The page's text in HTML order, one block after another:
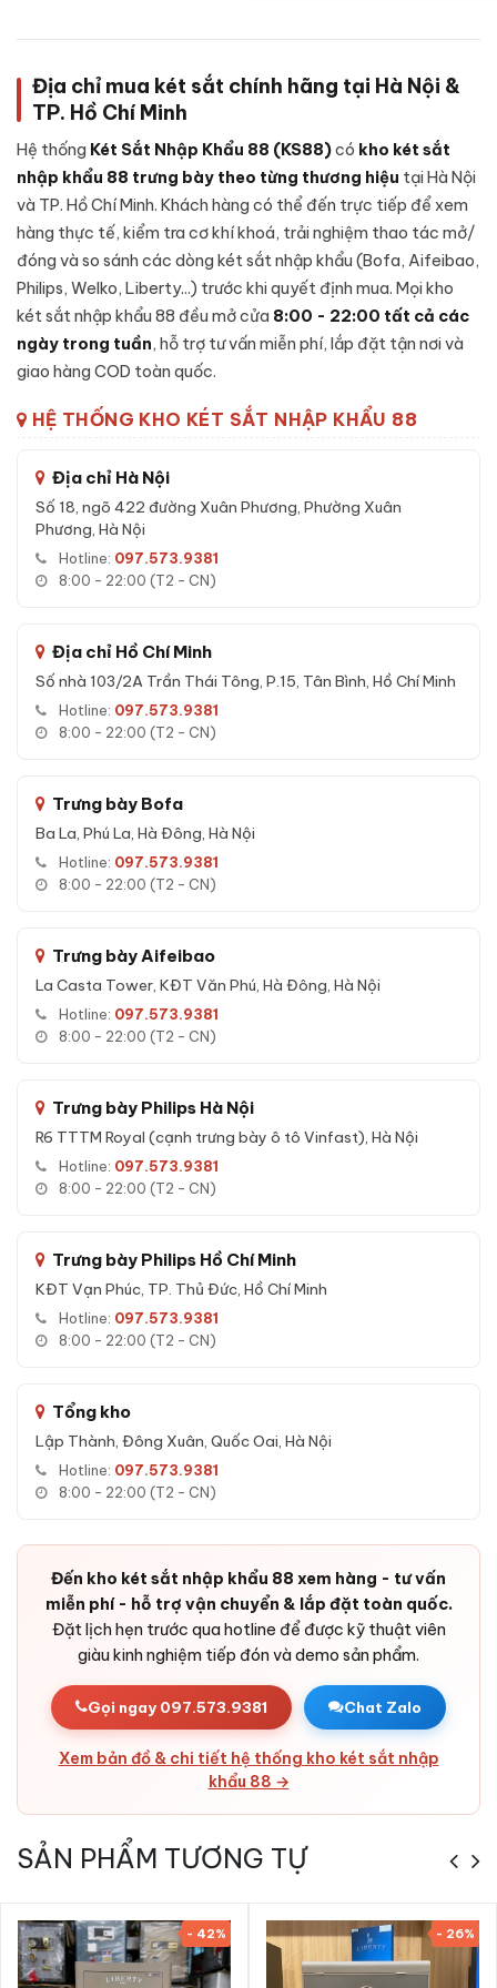
chính hãng)
Mã sản phẩm LB58-VANTIS-MAX
Cấu tạo Két sắt Liberty LB58 Vantis Max
App Wifi chính hãng
Cấu tạo Két sắt Liberty LB58 Vantis Max App Wifi chính
hãng:
Thép đúc đặc 2 lớp - cánh 10mm, thân 6mm
5 chốt khóa thép không gỉ Ø32mm
Bản lề chìm giấu kín chống cạy phá
Pin: 4 viên AA Alkaline, dùng ~12 tháng
Thông số riêng LB58-VANTIS-MAX:
thước 58×43×39 cm, màu Gold Be.
Đặc tính kỹ thuật Két sắt Liberty LB58
Kích thước:58 × 43 × 39 cm (Cao × Rộng × Sâu)
Trọng lượng: 90 kg
Khóa: Khóa vân tay điện tử + App Wifi + Khóa cơ
Bảo hành:
24 tháng chính hãng
Xuất xứ: Việt Nam
Tính năng Két sắt Liberty LB58 Vantis
Max App Wifi chính hãng
Tính năng nổi bật của Két sắt Liberty LB58 Vantis Max
App Wifi chính hãng:
app Wifi, chìa cơ
Vân tay FPC 3 lớp: Cảm biến nhiệt độ + điện dung + áp
suất, lưu 100 vân tay
App Wifi:Mở từ xa, lịch sử mở két, thông báo tức thì
pin yếu
Chìa cơ dự phòng:Luôn mở được khi hết pin
Ưu điểm Két sắt Liberty LB58 Vantis Max
App Wifi chính hãng
Két sắt Liberty LB58 Vantis Max App Wifi chính hãng
hữu thiết kế Gold Be sang trọng, két chịu lực nặng 90kg với cấu
tạo thép đúc đặc 2 lớp.
- Khóa thông minh Khóa vân tay điện tử + App Wifi + Khóa cơ
- mở két nhanh chóng, an toàn tuyệt đối.
24/7.
24h HN & HCM, COD toàn quốc.
- Cam kết hàng nhập khẩu chính hãng, hoàn tiền nếu phát
hiện hàng giả.
Địa chỉ mua két sắt chính hãng tại Hà Nội &
TP. Hồ Chí Minh
Hệ thống Két Sắt Nhập Khẩu 88 (KS88)có kho két sắt
nhập khẩu 88 trưng bày theo từng thương hiệu tại Hà Nội
và TP. Hồ Chí Minh. Khách hàng có thể đến trực tiếp để xem
hàng thực tế, kiểm tra cơ khí khoá, trải nghiệm thao tác mở/
đóng và so sánh các dòng két sắt nhập khẩu (Bofa, Aifeibao,
Philips, Welko, Liberty...) trước khi quyết định mua. Mọi kho
két sắt nhập khẩu 88 đều mở cửa 8:00 - 22:00 tất cả các
ngày trong tuần, hỗ trợ tư vấn miễn phí, lắp đặt tận nơi và
giao hàng COD toàn quốc.
HỆ THỐNG KHO KÉT SẮT NHẬP KHẨU 88
Địa chỉ Hà Nội
Số 18, ngõ 422 đường Xuân Phương, Phường Xuân
Phương, Hà Nội
Hotline: 097.573.9381
8:00 - 22:00 (T2 - CN)
Địa chỉ Hồ Chí Minh
Số nhà 103/2A Trần Thái Tông, P.15, Tân Bình, Hồ Chí Minh
Hotline: 097.573.9381
8:00 - 22:00 (T2 - CN)
Trưng bày Bofa
Ba La, Phú La, Hà Đông, Hà Nội
Hotline: 097.573.9381
8:00 - 22:00 (T2 - CN)
Trưng bày Aifeibao
La Casta Tower, KĐT Văn Phú, Hà Đông, Hà Nội
Hotline: 097.573.9381
8:00 - 22:00 (T2 - CN)
Trưng bày Philips Hà Nội
R6 TTTM Royal (cạnh trưng bày ô tô Vinfast), Hà Nội
Hotline: 097.573.9381
8:00 - 22:00 (T2 - CN)
Trưng bày Philips Hồ Chí Minh
KĐT Vạn Phúc, TP. Thủ Đức, Hồ Chí Minh
Hotline: 097.573.9381
8:00 - 22:00 (T2 - CN)
Tổng kho
Lập Thành, Đông Xuân, Quốc Oai, Hà Nội
Hotline: 097.573.9381
8:00 - 22:00 (T2 - CN)
Đến kho két sắt nhập khẩu 88 xem hàng - tư vấn
miễn phí - hỗ trợ vận chuyển & lắp đặt toàn quốc.
Đặt lịch hẹn trước qua hotline để được kỹ thuật viên
giàu kinh nghiệm tiếp đón và demo sản phẩm.
Gọi ngay 097.573.9381 Chat Zalo
Xem bản đồ & chi tiết hệ thống kho két sắt nhập
khẩu 88 →
SẢN PHẨM TƯƠNG TỰ
- 42% - 26%